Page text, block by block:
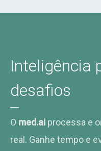
Inteligência
desafios
O med.ai processa e
real. Ganhe tempo e